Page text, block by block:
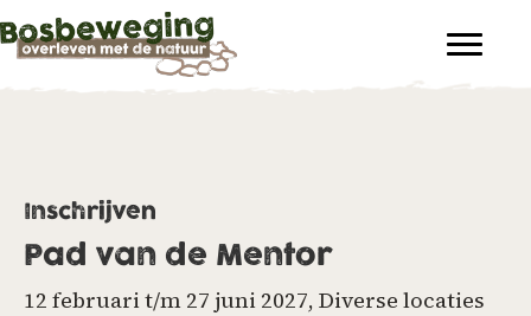
Inschrijven
Pad van de Mentor
12 februari t/m 27 juni 2027, Diverse locaties